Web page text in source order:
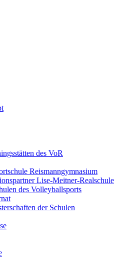
des VoR
Reismanngymnasium
Lise-Meitner-Realschule
des Volleyballsports
der Schulen